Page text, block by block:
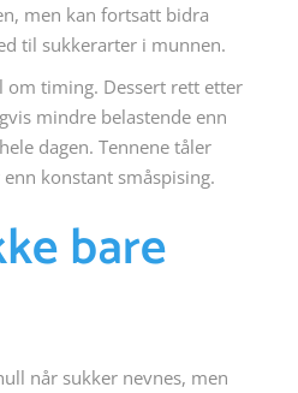
men kan fortsatt bidra
til sukkerarter i munnen.
om timing. Dessert rett etter
mindre belastende enn
dagen. Tennene tåler
konstant småspising.
bare
når sukker nevnes, men